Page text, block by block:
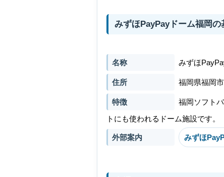
みずほPayPayドーム福岡の
名称 みずほ
住所 福岡県福岡
特徴
福岡ソフト
トにも使われるドーム施設です。
外部案内 みずほ